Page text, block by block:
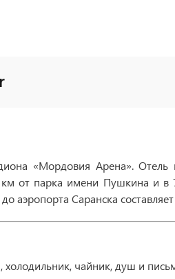
«Мордовия Арена». Отель
от парка имени Пушкина и в
аэропорта Саранска
чайник, душ и